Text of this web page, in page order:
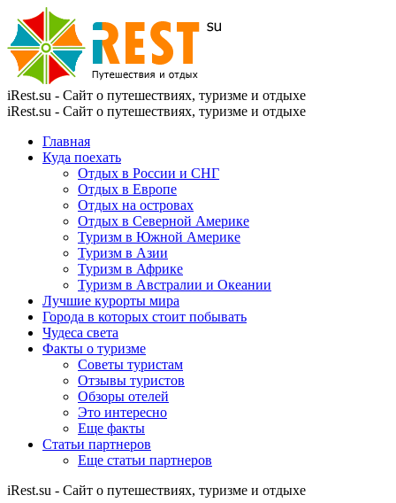
iRest.su - Сайт о путешествиях, туризме и отдыхе
iRest.su - Сайт о путешествиях, туризме и отдыхе
Главная
Куда поехать
Отдых в России и СНГ
Отдых в Европе
Отдых на островах
Отдых в Северной Америке
Туризм в Южной Америке
Туризм в Азии
Туризм в Африке
Туризм в Австралии и Океании
Лучшие курорты мира
Города в которых стоит побывать
Чудеса света
Факты о туризме
Советы туристам
Отзывы туристов
Обзоры отелей
Это интересно
Еще факты
Статьи партнеров
Еще статьи партнеров
iRest.su - Сайт о путешествиях, туризме и отдыхе